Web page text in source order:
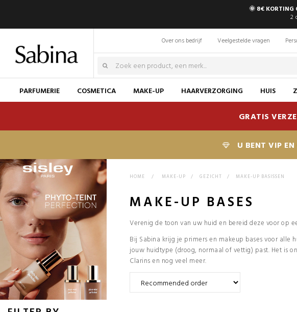
🌞 8€ KORTING
2
Over ons bedrijf Veelgestelde vragen
PARFUMERIE COSMETICA MAKE-UP HAARVERZORGING HUIS
GRATIS
U BENT VIP
HOME > MAKE-UP > GEZICHT > MAKE-UP BASISSEN
MAKE-UP BASES
Verenig de toon van uw huid en bereid deze voor op
Bij Sabina krijg je primers en makeup bases voor
jouw huidtype (droog, normaal of vettig) past. Het is
Clarins en nog veel meer.